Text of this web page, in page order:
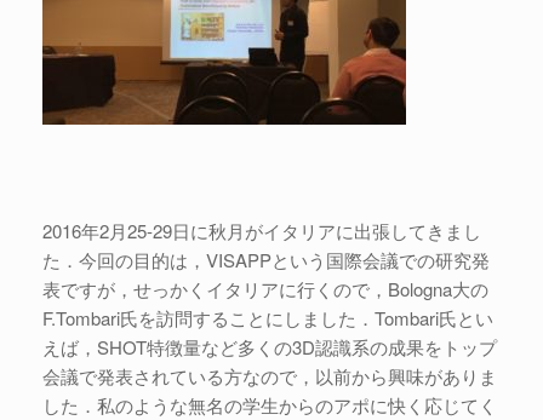
2016年2月25-29日に秋月がイタリアに出張してきまし
た．今回の目的は，VISAPPという国際会議での研究発
表ですが，せっかくイタリアに行くので，Bologna大の
F.Tombari氏を訪問することにしました．Tombari氏とい
えば，SHOT特徴量など多くの3D認識系の成果をトップ
会議で発表されている方なので，以前から興味がありま
した．私のような無名の学生からのアポに快く応じてく